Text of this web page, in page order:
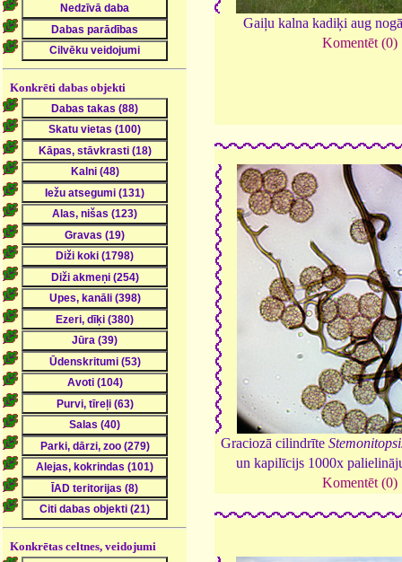
Konkrēti dabas objekti
Konkrētas celtnes, veidojumi
Gaiļu kalna kadiķi aug
Komentēt (0)
Graciozā cilindrīte
un kapilīcijs 1000x
Komentēt (0)